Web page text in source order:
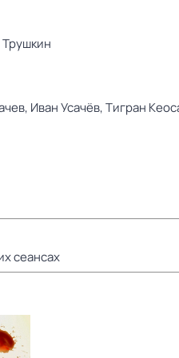
Иван Усачёв,Тигран
сеансах